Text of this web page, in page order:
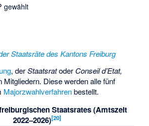
gewählt
Staatsräte des Kantons Freiburg
, derStaatsratoder Conseil d’Etat,
Mitgliedern. Diese werden alle fünf
Majorzwahlverfahrenbestellt.
Staatsrates (Amtszeit
2022–2026)[20]